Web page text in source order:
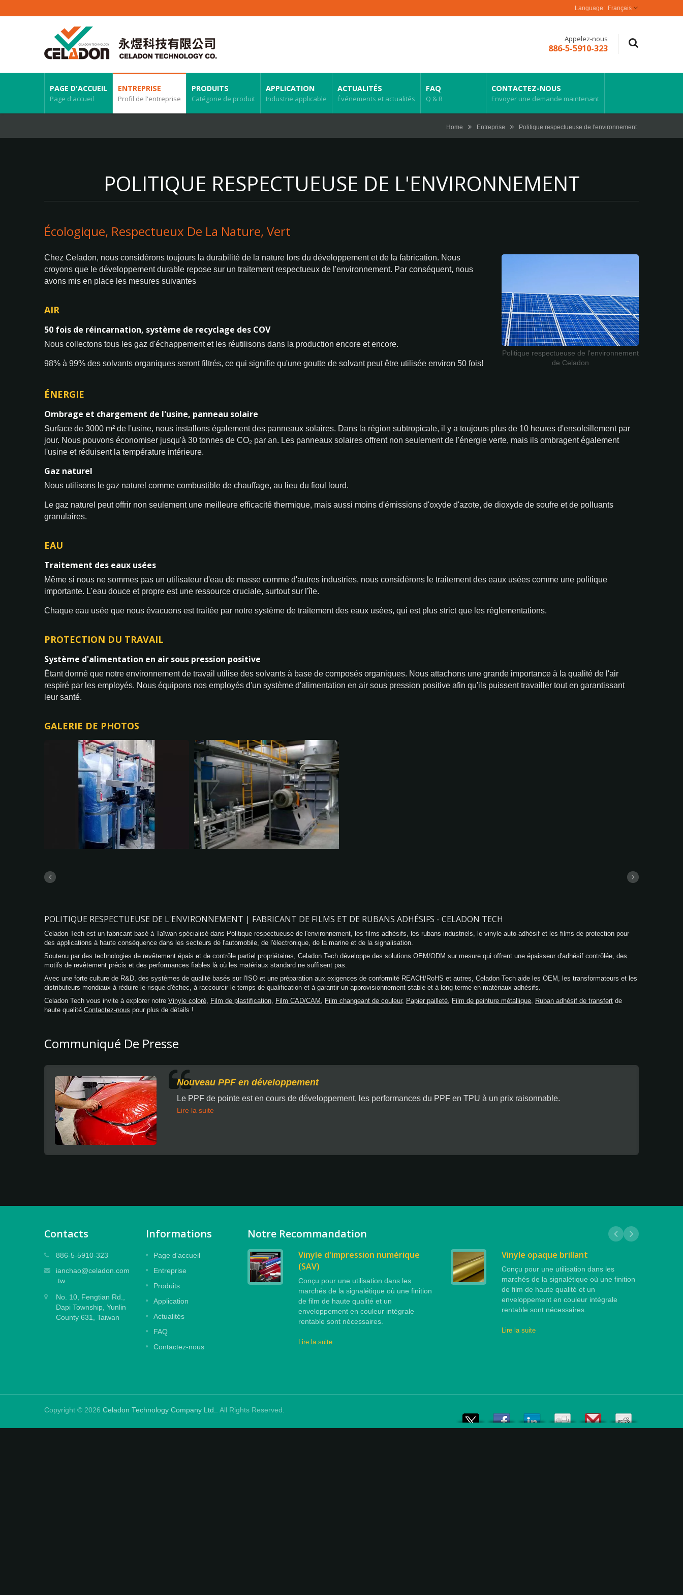
Français
Appelez-nous
886-5-5910-323
PAGE D'ACCUEIL
Page d'accueil
ENTREPRISE
Profil de l'entreprise
PRODUITS
Catégorie de produit
APPLICATION
Industrie applicable
ACTUALITÉS
Événements et actualités
FAQ
Q & R
CONTACTEZ-NOUS
Envoyer une demande maintenant
Home Entreprise Politique respectueuse de l'environnement
POLITIQUE RESPECTUEUSE DE L'ENVIRONNEMENT
Écologique, Respectueux De La Nature, Vert
Politique respectueuse de l'environnement
de Celadon
Chez Celadon, nous considérons toujours la durabilité de la nature lors du développement et de la fabrication. Nous
croyons que le développement durable repose sur un traitement respectueux de l'environnement. Par conséquent, nous
avons mis en place les mesures suivantes
AIR
50 fois de réincarnation, système de recyclage des COV
Nous collectons tous les gaz d'échappement et les réutilisons dans la production encore et encore.
98% à 99% des solvants organiques seront filtrés, ce qui signifie qu'une goutte de solvant peut être utilisée environ 50 fois!
ÉNERGIE
Ombrage et chargement de l'usine, panneau solaire
Surface de 3000 m² de l'usine, nous installons également des panneaux solaires. Dans la région subtropicale, il y a toujours plus de 10 heures d'ensoleillement par
jour. Nous pouvons économiser jusqu'à 30 tonnes de CO₂ par an. Les panneaux solaires offrent non seulement de l'énergie verte, mais ils ombragent également
l'usine et réduisent la température intérieure.
Gaz naturel
Nous utilisons le gaz naturel comme combustible de chauffage, au lieu du fioul lourd.
Le gaz naturel peut offrir non seulement une meilleure efficacité thermique, mais aussi moins d'émissions d'oxyde d'azote, de dioxyde de soufre et de polluants
granulaires.
EAU
Traitement des eaux usées
Même si nous ne sommes pas un utilisateur d'eau de masse comme d'autres industries, nous considérons le traitement des eaux usées comme une politique
importante. L'eau douce et propre est une ressource cruciale, surtout sur l'île.
Chaque eau usée que nous évacuons est traitée par notre système de traitement des eaux usées, qui est plus strict que les réglementations.
PROTECTION DU TRAVAIL
Système d'alimentation en air sous pression positive
Étant donné que notre environnement de travail utilise des solvants à base de composés organiques. Nous attachons une grande importance à la qualité de l'air
respiré par les employés. Nous équipons nos employés d'un système d'alimentation en air sous pression positive afin qu'ils puissent travailler tout en garantissant
leur santé.
GALERIE DE PHOTOS
POLITIQUE RESPECTUEUSE DE L'ENVIRONNEMENT | FABRICANT DE FILMS ET DE RUBANS ADHÉSIFS - CELADON TECH
Celadon Tech est un fabricant basé à Taïwan spécialisé dans Politique respectueuse de l'environnement, les films adhésifs, les rubans industriels, le vinyle auto-adhésif et les films de protection pour
des applications à haute conséquence dans les secteurs de l'automobile, de l'électronique, de la marine et de la signalisation.
Soutenu par des technologies de revêtement épais et de contrôle partiel propriétaires, Celadon Tech développe des solutions OEM/ODM sur mesure qui offrent une épaisseur d'adhésif contrôlée, des
motifs de revêtement précis et des performances fiables là où les matériaux standard ne suffisent pas.
Avec une forte culture de R&D, des systèmes de qualité basés sur l'ISO et une préparation aux exigences de conformité REACH/RoHS et autres, Celadon Tech aide les OEM, les transformateurs et les
distributeurs mondiaux à réduire le risque d'échec, à raccourcir le temps de qualification et à garantir un approvisionnement stable et à long terme en matériaux adhésifs.
Celadon Tech vous invite à explorer notre Vinyle coloré Film de plastification Film CAD/CAM Film changeant de couleur, Papier pailleté Film de peinture métallique Ruban adhésif de transfert de
haute qualité. Contactez-nous pour plus de détails !
Communiqué De Presse
Nouveau PPF en développement
Le PPF de pointe est en cours de développement, les performances du PPF en TPU à un prix raisonnable.
Lire la suite
Contacts
886-5-5910-323
ianchao@celadon.com
.tw
No. 10, Fengtian Rd.,
Dapi Township, Yunlin
County 631, Taiwan
Informations
Page d'accueil
Entreprise
Produits
Application
Actualités
FAQ
Contactez-nous
Notre Recommandation
Film laminé gaufré
Conçu pour protéger les impressions
avec un effet de gaufrage, une colle
spéciale puissante pour un design sans
résidu.
Vinyle d'impression numérique
(SAV)
Conçu pour une utilisation dans les
marchés de la signalétique où une finition
de film de haute qualité et un
enveloppement en couleur intégrale
rentable sont nécessaires.
Lire la suite
Vinyle opaque brillant
Conçu pour une utilisation dans les
marchés de la signalétique où une finition
de film de haute qualité et un
enveloppement en couleur intégrale
rentable sont nécessaires.
Lire la suite
Copyright © 2026 Celadon Technology Company Ltd. . All Rights Reserved.